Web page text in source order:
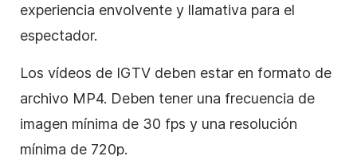
experiencia envolvente y llamativa para el
espectador.
Los vídeos de IGTV deben estar en formato de
archivo MP4. Deben tener una frecuencia de
imagen mínima de 30 fps y una resolución
mínima de 720p.